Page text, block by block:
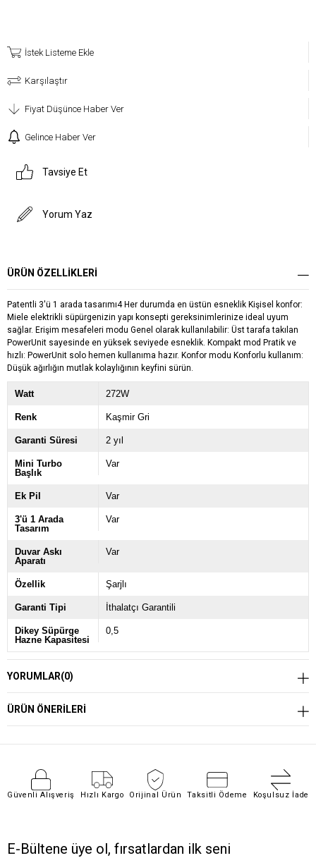
İstek Listeme Ekle
Karşılaştır
Fiyat Düşünce Haber Ver
Gelince Haber Ver
Tavsiye Et
Yorum Yaz
ÜRÜN ÖZELLIKLERI
Patentli 3'ü 1 arada tasarımı4 Her durumda en üstün esneklik Kişisel konfor:
Miele elektrikli süpürgenizin yapı konsepti gereksinimlerinize ideal uyum
sağlar. Erişim mesafeleri modu Genel olarak kullanılabilir: Üst tarafa takılan
PowerUnit sayesinde en yüksek seviyede esneklik. Kompakt mod Pratik ve
hızlı: PowerUnit solo hemen kullanıma hazır. Konfor modu Konforlu kullanım:
Düşük ağırlığın mutlak kolaylığının keyfini sürün.
Watt 272W
Renk Kaşmir Gri
Garanti Süresi 2 yıl
Mini Turbo
Başlık
Var
Ek Pil Var
3'ü 1 Arada
Tasarım
Var
Duvar Askı
Aparatı
Var
Özellik Şarjlı
Garanti Tipi İthalatçı Garantili
Dikey Süpürge
Hazne Kapasitesi
0,5
YORUMLAR(0)
ÜRÜN ÖNERILERI
Güvenli Alışveriş Hızlı Kargo Orijinal Ürün Taksitli Ödeme Koşulsuz İade
E-Bültene üye ol, fırsatlardan ilk seni